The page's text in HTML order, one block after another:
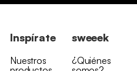
Inspírate
Nuestros
sweeek
¿Quiénes